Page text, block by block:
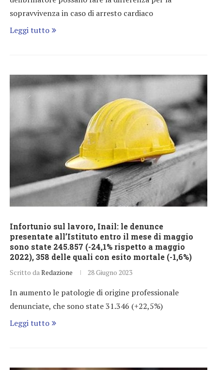
sopravvivenza in caso di arresto cardiaco
Leggi tutto
Infortunio sul lavoro, Inail: le denunce
presentate all’Istituto entro il mese di maggio
sono state 245.857 (-24,1% rispetto a maggio
2022), 358 delle quali con esito mortale (-1,6%)
Scritto da Redazione 28 Giugno 2023
In aumento le patologie di origine professionale
denunciate, che sono state 31.346 (+22,5%)
Leggi tutto